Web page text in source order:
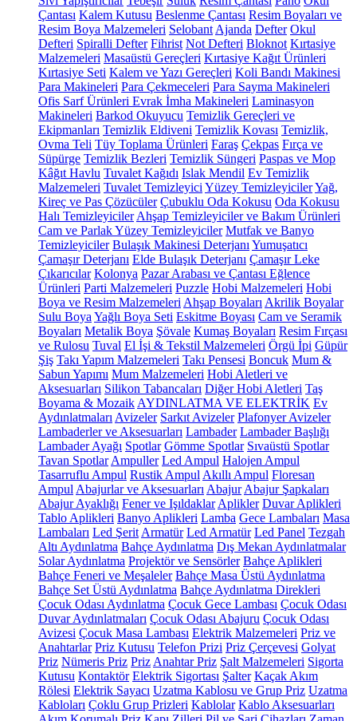
Çantası Kalem Kutusu Beslenme Çantası Resim Boyaları ve
Resim Boya Malzemeleri Selobant Ajanda Defter Okul
Defteri Spiralli Defter Fihrist Not Defteri Bloknot Kırtasiye
Malzemeleri Masaüstü Gereçleri Kırtasiye Kağıt Ürünleri
Kırtasiye Seti Kalem ve Yazı Gereçleri Koli Bandı Makinesi
Para Makineleri Para Çekmeceleri Para Sayma Makineleri
Ofis Sarf Ürünleri Evrak İmha Makineleri Laminasyon
Makineleri Barkod Okuyucu Temizlik Gereçleri ve
Ekipmanları Temizlik Eldiveni Temizlik Kovası Temizlik,
Ovma Teli Tüy Toplama Ürünleri Faraş Çekpas Fırça ve
Süpürge Temizlik Bezleri Temizlik Süngeri Paspas ve Mop
Kâğıt Havlu Tuvalet Kağıdı Islak Mendil Ev Temizlik
Malzemeleri Tuvalet Temizleyici Yüzey TemizleyicilerYağ,
Kireç ve Pas Çözücüler Çubuklu Oda Kokusu Oda Kokusu
Halı Temizleyiciler Ahşap Temizleyiciler ve Bakım Ürünleri
Cam ve Parlak Yüzey Temizleyiciler Mutfak ve Banyo
Temizleyiciler Bulaşık Makinesi Deterjanı Yumuşatıcı
Çamaşır Deterjanı Elde Bulaşık Deterjanı Çamaşır Leke
Çıkarıcılar Kolonya Pazar Arabası ve Çantası Eğlence
Ürünleri Parti Malzemeleri Puzzle Hobi Malzemeleri Hobi
Boya ve Resim Malzemeleri Ahşap Boyaları Akrilik Boyalar
Sulu Boya Yağlı Boya Seti Eskitme Boyası Cam ve Seramik
Boyaları Metalik Boya Şövale Kumaş Boyaları Resim Fırçası
ve Rulosu Tuval El İşi & Tekstil Malzemeleri Örgü İpi Güpür
Şiş Takı Yapım Malzemeleri Takı Pensesi Boncuk Mum &
Sabun Yapımı Mum Malzemeleri Hobi Aletleri ve
Aksesuarları Silikon Tabancaları Diğer Hobi Aletleri Taş
Boyama & Mozaik AYDINLATMA VE ELEKTRİK Ev
Aydınlatmaları Avizeler Sarkıt Avizeler Plafonyer Avizeler
Lambaderler ve Aksesuarları Lambader Lambader Başlığı
Lambader Ayağı Spotlar Gömme Spotlar Sıvaüstü Spotlar
Tavan Spotlar Ampuller Led Ampul Halojen Ampul
Tasarruflu Ampul Rustik Ampul Akıllı Ampul Floresan
Ampul Abajurlar ve Aksesuarları Abajur Abajur Şapkaları
Abajur Ayaklığı Fener ve Işıldaklar Aplikler Duvar Aplikleri
Tablo Aplikleri Banyo Aplikleri Lamba Gece Lambaları Masa
Lambaları Led Şerit Armatür Led Armatür Led Panel Tezgah
Altı Aydınlatma Bahçe Aydınlatma Dış Mekan Aydınlatmalar
Solar Aydınlatma Projektör ve Sensörler Bahçe Aplikleri
Bahçe Feneri ve Meşaleler Bahçe Masa Üstü Aydınlatma
Bahçe Set Üstü Aydınlatma Bahçe Aydınlatma Direkleri
Çocuk Odası Aydınlatma Çocuk Gece Lambası Çocuk Odası
Duvar Aydınlatmaları Çocuk Odası Abajuru Çocuk Odası
Avizesi Çocuk Masa Lambası Elektrik Malzemeleri Priz ve
Anahtarlar Priz Kutusu Telefon Prizi Priz Çerçevesi Golyat
Priz Nümeris Priz Priz Anahtar Priz Şalt Malzemeleri Sigorta
Kutusu Kontaktör Elektrik Sigortası Şalter Kaçak Akım
Rölesi Elektrik Sayacı Uzatma Kablosu ve Grup Priz Uzatma
Kabloları Çoklu Grup Prizleri Kablolar Kablo Aksesuarları